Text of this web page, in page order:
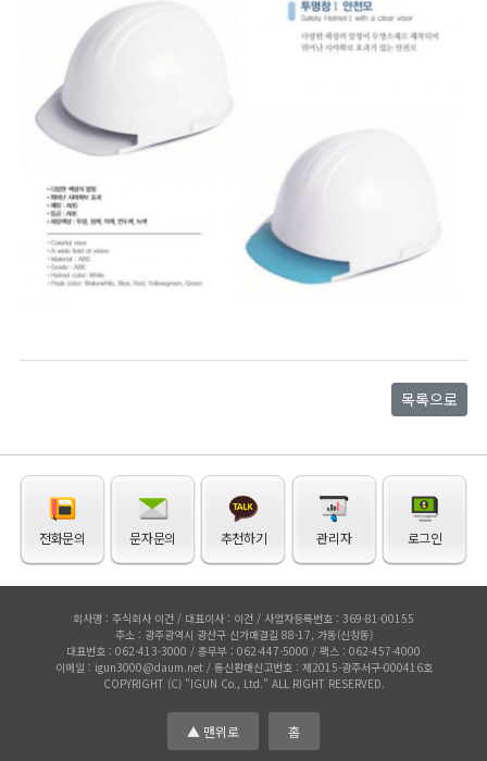
목록으로
전화문의 문자문의 추천하기 관리자 로그인
회사명 : 주식회사 이건 / 대표이사 : 이건 / 사업자등록번호 : 369-81-00155
주소 : 광주광역시 광산구 신가매결길 88-17, 가동(신창동)
대표번호 : 062-413-3000 / 총무부 : 062-447-5000 / 팩스 : 062-457-4000
이메일 : igun3000@daum.net / 통신판매신고번호 : 제2015-광주서구-000416호
COPYRIGHT (C) "IGUN Co., Ltd.” ALL RIGHT RESERVED.
▲ 맨위로 홈